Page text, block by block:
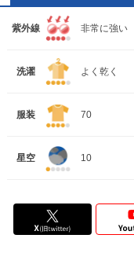
紫外線 非常に強い
洗濯 よく乾く
服装 70
星空 10